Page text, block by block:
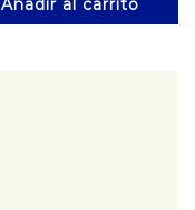
Añadir al carrito